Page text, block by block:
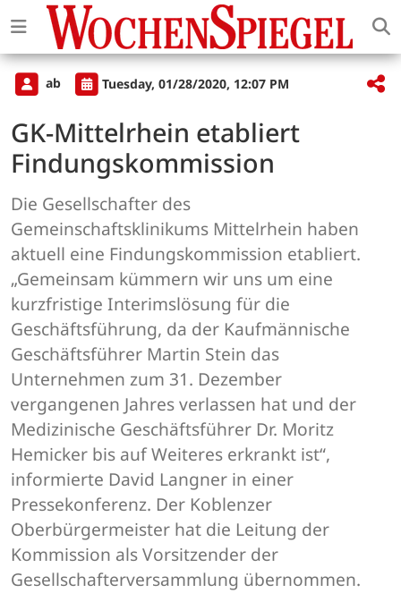
ab Tuesday, 01/28/2020, 12:07 PM
GK-Mittelrhein etabliert
Findungskommission
Die Gesellschafter des
Gemeinschaftsklinikums Mittelrhein haben
aktuell eine Findungskommission etabliert.
„Gemeinsam kümmern wir uns um eine
kurzfristige Interimslösung für die
Geschäftsführung, da der Kaufmännische
Geschäftsführer Martin Stein das
Unternehmen zum 31. Dezember
vergangenen Jahres verlassen hat und der
Medizinische Geschäftsführer Dr. Moritz
Hemicker bis auf Weiteres erkrankt ist“,
informierte David Langner in einer
Pressekonferenz. Der Koblenzer
Oberbürgermeister hat die Leitung der
Kommission als Vorsitzender der
Gesellschafterversammlung übernommen.